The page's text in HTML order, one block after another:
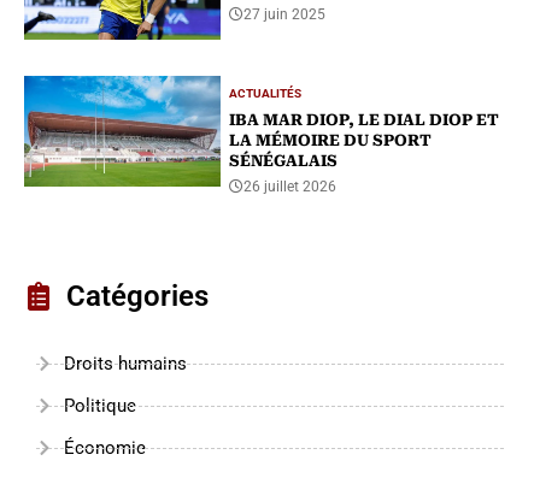
27 juin 2025
ACTUALITÉS
IBA MAR DIOP, LE DIAL DIOP ET
LA MÉMOIRE DU SPORT
SÉNÉGALAIS
26 juillet 2026
Catégories
Droits humains
Politique
Économie